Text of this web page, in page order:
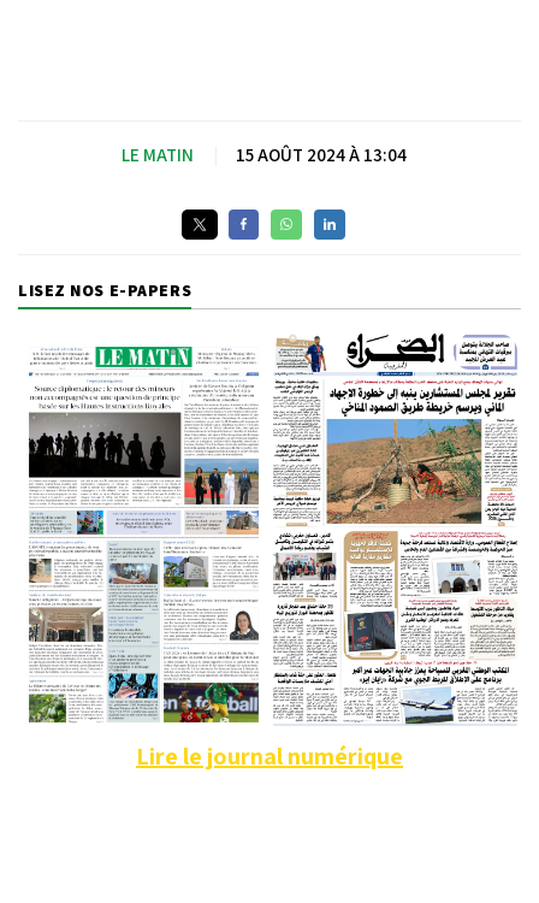
LE MATIN 15 AOÛT 2024 À 13:04
LISEZ NOS E-PAPERS
Lire le journal numérique